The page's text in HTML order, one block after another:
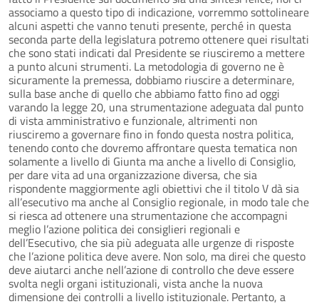
associamo a questo tipo di indicazione, vorremmo sottolineare
alcuni aspetti che vanno tenuti presente, perché in questa
seconda parte della legislatura potremo ottenere quei risultati
che sono stati indicati dal Presidente se riusciremo a mettere
a punto alcuni strumenti. La metodologia di governo ne è
sicuramente la premessa, dobbiamo riuscire a determinare,
sulla base anche di quello che abbiamo fatto fino ad oggi
varando la legge 20, una strumentazione adeguata dal punto
di vista amministrativo e funzionale, altrimenti non
riusciremo a governare fino in fondo questa nostra politica,
tenendo conto che dovremo affrontare questa tematica non
solamente a livello di Giunta ma anche a livello di Consiglio,
per dare vita ad una organizzazione diversa, che sia
rispondente maggiormente agli obiettivi che il titolo V dà sia
all’esecutivo ma anche al Consiglio regionale, in modo tale che
si riesca ad ottenere una strumentazione che accompagni
meglio l’azione politica dei consiglieri regionali e
dell’Esecutivo, che sia più adeguata alle urgenze di risposte
che l’azione politica deve avere. Non solo, ma direi che questo
deve aiutarci anche nell’azione di controllo che deve essere
svolta negli organi istituzionali, vista anche la nuova
dimensione dei controlli a livello istituzionale. Pertanto, a